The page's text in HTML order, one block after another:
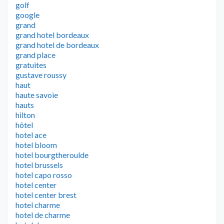
golf
google
grand
grand hotel bordeaux
grand hotel de bordeaux
grand place
gratuites
gustave roussy
haut
haute savoie
hauts
hilton
hôtel
hotel ace
hotel bloom
hotel bourgtheroulde
hotel brussels
hotel capo rosso
hotel center
hotel center brest
hotel charme
hotel de charme